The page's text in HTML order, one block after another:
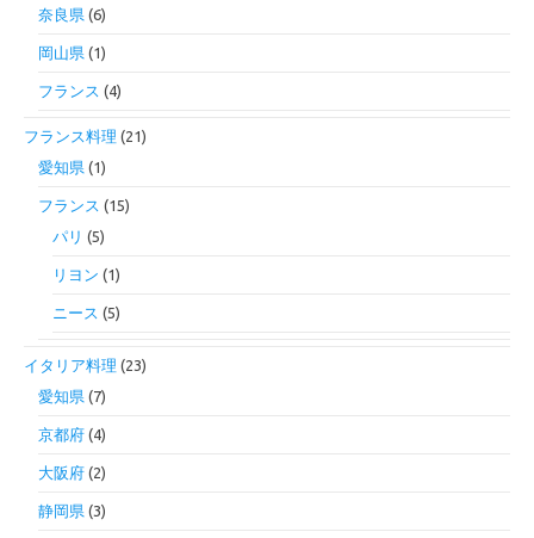
奈良県 (6)
岡山県 (1)
フランス (4)
フランス料理 (21)
愛知県 (1)
フランス (15)
パリ (5)
リヨン (1)
ニース (5)
イタリア料理 (23)
愛知県 (7)
京都府 (4)
大阪府 (2)
静岡県 (3)